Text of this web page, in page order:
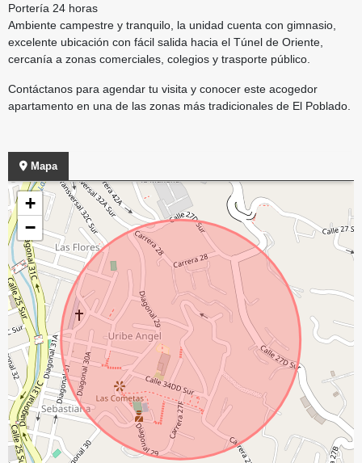
Portería 24 horas
Ambiente campestre y tranquilo, la unidad cuenta con gimnasio,
excelente ubicación con fácil salida hacia el Túnel de Oriente,
cercanía a zonas comerciales, colegios y trasporte público.
Contáctanos para agendar tu visita y conocer este acogedor
apartamento en una de las zonas más tradicionales de El Poblado.
Mapa
+
−